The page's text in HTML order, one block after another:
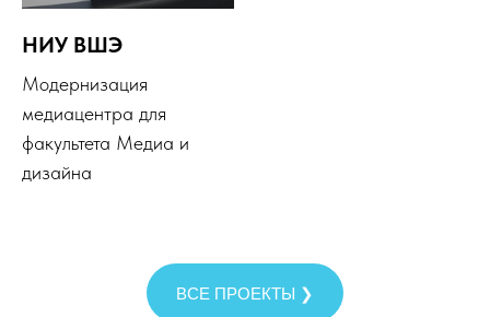
НИУ ВШЭ
Модернизация
медиацентра для
факультета Медиа и
дизайна
ВСЕ ПРОЕКТЫ ❯